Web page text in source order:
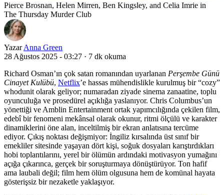
Pierce Brosnan, Helen Mirren, Ben Kingsley, and Celia Imrie in
The Thursday Murder Club
Yazar Anna Green
28 Ağustos 2025 - 03:27 · 7 dk okuma
Richard Osman’ın çok satan romanından uyarlanan Perşembe Günü
Cinayet Kulübü, Netflix’e hassas mühendislikle kurulmuş bir “cozy”
whodunit olarak geliyor; numaradan ziyade sinema zanaatine, toplu
oyunculuğa ve prosedürel açıklığa yaslanıyor. Chris Columbus’un
yönettiği ve Amblin Entertainment ortak yapımcılığında çekilen film,
edebî bir fenomeni mekânsal olarak okunur, ritmi ölçülü ve karakter
dinamiklerini öne alan, inceltilmiş bir ekran anlatısına tercüme
ediyor. Çıkış noktası değişmiyor: İngiliz kırsalında üst sınıf bir
emekliler sitesinde yaşayan dört kişi, soğuk dosyaları karıştırdıkları
hobi toplantılarını, yerel bir ölümün ardındaki motivasyon yumağını
açığa çıkarınca, gerçek bir soruşturmaya dönüştürüyor. Ton hafif
ama laubali değil; film hem ölüm olgusuna hem de komünal hayata
gösterişsiz bir nezaketle yaklaşıyor.